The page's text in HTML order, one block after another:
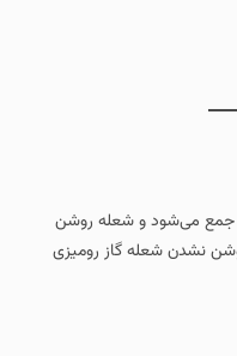
جمع می‌شود و شعله روشن
نشدن شعله گاز رومیزی